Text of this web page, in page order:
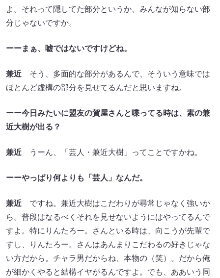
よ。それって隠してた部分というか、みんなが知らない部
分じゃないですか。
ーーまぁ、嘘ではないですけどね。
兼近 そう、多面的な部分があるんで、そういう意味では
ほとんど虚構の部分を見せてるんだと思いますね。
ーー今日みたいに盟友の賀屋さんと喋ってる時は、素の兼
近大樹が出る？
兼近 うーん、「芸人・兼近大樹」ってことですかね。
ーーやっぱり何よりも「芸人」なんだ。
兼近 ですね。兼近大樹はこだわりが尋常じゃなく強いか
ら。普段はなるべくそれを見せないようにはやってるんで
すよ。特にりんたろー。さんといる時は、向こうが先輩で
すし、りんたろー。さんはあんまりこだわるの好きじゃな
い方だから。チャラ男だからね、本物の（笑）。だから俺
が細かくやると結構イヤがるんですよ。でも、ああいう同